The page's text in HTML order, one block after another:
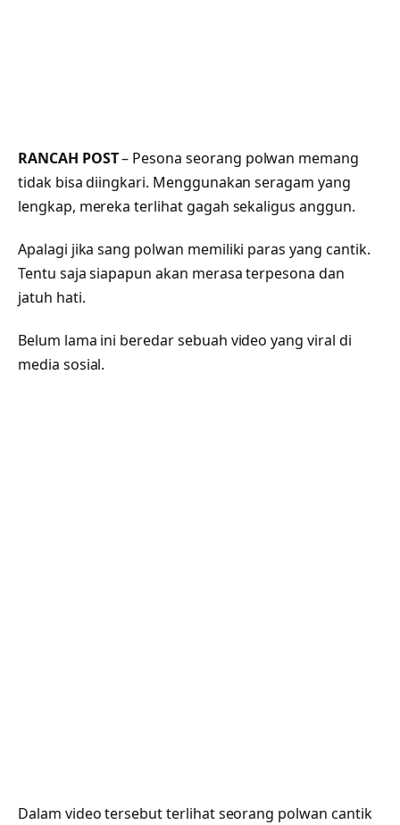
RANCAH POST– Pesona seorang polwan memang
tidak bisa diingkari. Menggunakan seragam yang
lengkap, mereka terlihat gagah sekaligus anggun.
Apalagi jika sang polwan memiliki paras yang cantik.
Tentu saja siapapun akan merasa terpesona dan
jatuh hati.
Belum lama ini beredar sebuah video yang viral di
media sosial.
Dalam video tersebut terlihat seorang polwan cantik